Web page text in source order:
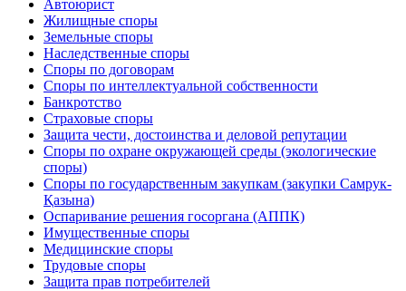
Автоюрист
Жилищные споры
Земельные споры
Наследственные споры
Споры по договорам
Споры по интеллектуальной собственности
Банкротство
Страховые споры
Защита чести, достоинства и деловой репутации
Споры по охране окружающей среды (экологические
споры)
Споры по государственным закупкам (закупки Самрук-
Қазына)
Оспаривание решения госоргана (АППК)
Имущественные споры
Медицинские споры
Трудовые споры
Защита прав потребителей